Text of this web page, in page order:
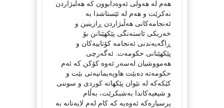
هەم لە هەوڵی ئەوەدابوون کە هەڵبژاردن
نەکرێت و هەم لە ئێستاشدا بە
ئەنجامەکانی هەڵبژاردن ڕازینین و
خەریکی ئاستەنگی پێکهێنانن بۆ
ڕاگەیەندنی ئەنجامە کۆتاییەکان و
پێکهێنانی حکومەت. ئەگەرچی
هەمووشیان لەسەر ئەوە کۆکن کە ئەم
حکومەتە دەبێت هاوپەیمانیەتی بێت و
کێکەکە لە نێوان پێکهاتە کوردی و سوننی
و شیعیەکاندا بەشبکرێت، بەڵام
پرسیارەکە ئەوەیە کە کام لەم لایەنانە بە